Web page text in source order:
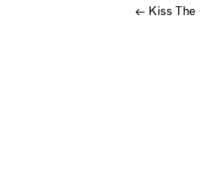
← Kiss The